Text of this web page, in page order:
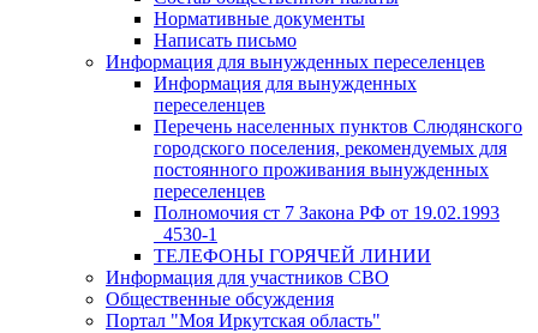
Нормативные документы
Написать письмо
Информация для вынужденных переселенцев
Информация для вынужденных
переселенцев
Перечень населенных пунктов Слюдянского
городского поселения, рекомендуемых для
постоянного проживания вынужденных
переселенцев
Полномочия ст 7 Закона РФ от 19.02.1993
_4530-1
ТЕЛЕФОНЫ ГОРЯЧЕЙ ЛИНИИ
Информация для участников СВО
Общественные обсуждения
Портал "Моя Иркутская область"